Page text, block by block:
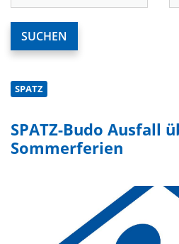
SPATZ
SPATZ-Budo Ausfall
Sommerferien